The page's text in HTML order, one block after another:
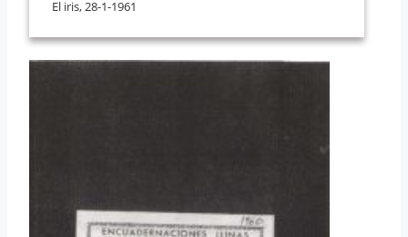
El iris, 28-1-1961